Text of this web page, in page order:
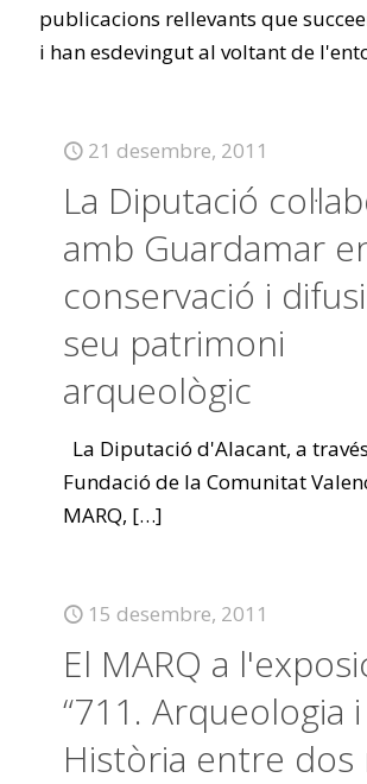
publicacions rellevants que
i han esdevingut al voltant de
21 desembre, 2011
La Diputació
amb Guardamar
conservació i
seu patrimoni
arqueològic
La Diputació d'Alacant, a
Fundació de la Comunitat
MARQ, […]
15 desembre, 2011
El MARQ a
“711. Arqueologia i
Història entre dos